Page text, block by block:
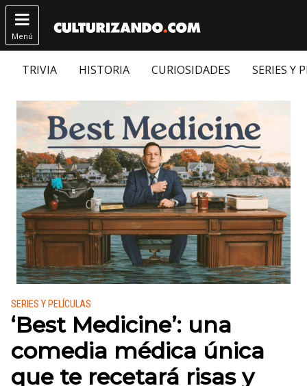

Menú
TRIVIA HISTORIA CURIOSIDADES SERIES Y
Publicado en:
SERIES Y PELÍCULAS
‘Best Medicine’: una
comedia médica única
que te recetará risas y